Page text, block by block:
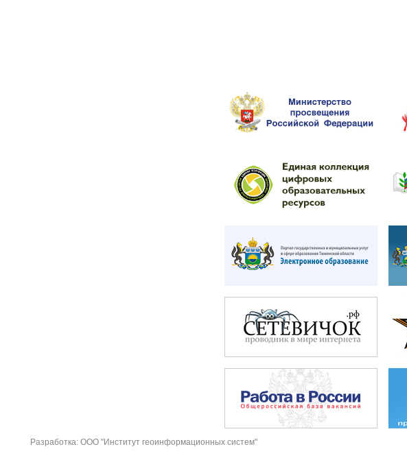
Разработка: ООО "Институт геоинформационных систем"